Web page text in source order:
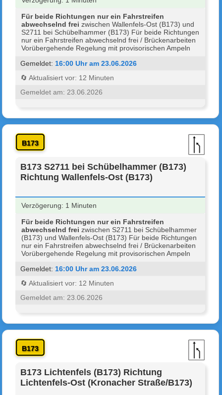
Für beide Richtungen nur ein Fahrstreifen
abwechselnd frei zwischen Wallenfels-Ost (B173) und
S2711 bei Schübelhammer (B173) Für beide Richtungen
nur ein Fahrstreifen abwechselnd frei / Brückenarbeiten
Vorübergehende Regelung mit provisorischen Ampeln
Gemeldet: 16:00 Uhr am 23.06.2026
🔄 Aktualisiert vor: 12 Minuten
Gemeldet am: 23.06.2026
B173
B173 S2711 bei Schübelhammer (B173)
Richtung Wallenfels-Ost (B173)
Verzögerung: 1 Minuten
Für beide Richtungen nur ein Fahrstreifen
abwechselnd frei zwischen S2711 bei Schübelhammer
(B173) und Wallenfels-Ost (B173) Für beide Richtungen
nur ein Fahrstreifen abwechselnd frei / Brückenarbeiten
Vorübergehende Regelung mit provisorischen Ampeln
Gemeldet: 16:00 Uhr am 23.06.2026
🔄 Aktualisiert vor: 12 Minuten
Gemeldet am: 23.06.2026
B173
B173 Lichtenfels (B173) Richtung
Lichtenfels-Ost (Kronacher Straße/B173)